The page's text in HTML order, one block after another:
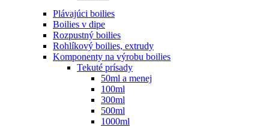
Plávajúci boilies
Boilies v dipe
Rozpustný boilies
Rohlíkový boilies, extrudy
Komponenty na výrobu boilies
Tekuté prísady
50ml a menej
100ml
300ml
500ml
1000ml